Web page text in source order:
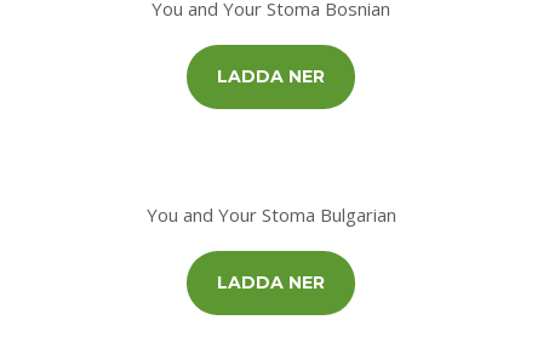
You and Your Stoma Bosnian
LADDA NER
You and Your Stoma Bulgarian
LADDA NER